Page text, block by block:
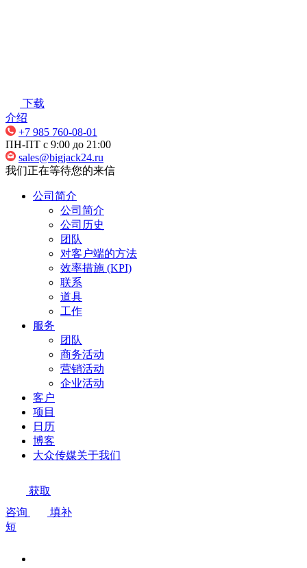
下载
介绍
+7 985 760-08-01
ПН-ПТ c 9:00 до 21:00
sales@bigjack24.ru
我们正在等待您的来信
公司简介
公司简介
公司历史
团队
对客户端的方法
效率措施 (KPI)
联系
道具
工作
服务
团队
商务活动
营销活动
企业活动
客户
项目
日历
博客
大众传媒关于我们
获取
咨询
填补
短